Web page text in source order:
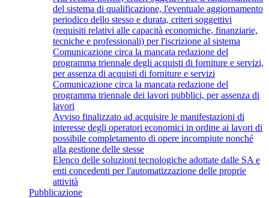
del sistema di qualificazione, l'eventuale aggiornamento
periodico dello stesso e durata, criteri soggettivi
(requisiti relativi alle capacità economiche, finanziarie,
tecniche e professionali) per l'iscrizione al sistema
Comunicazione circa la mancata redazione del
programma triennale degli acquisti di forniture e servizi,
per assenza di acquisti di forniture e servizi
Comunicazione circa la mancata redazione del
programma triennale dei lavori pubblici, per assenza di
lavori
Avviso finalizzato ad acquisire le manifestazioni di
interesse degli operatori economici in ordine ai lavori di
possibile completamento di opere incompiute nonché
alla gestione delle stesse
Elenco delle soluzioni tecnologiche adottate dalle SA e
enti concedenti per l'automatizzazione delle proprie
attività
Pubblicazione